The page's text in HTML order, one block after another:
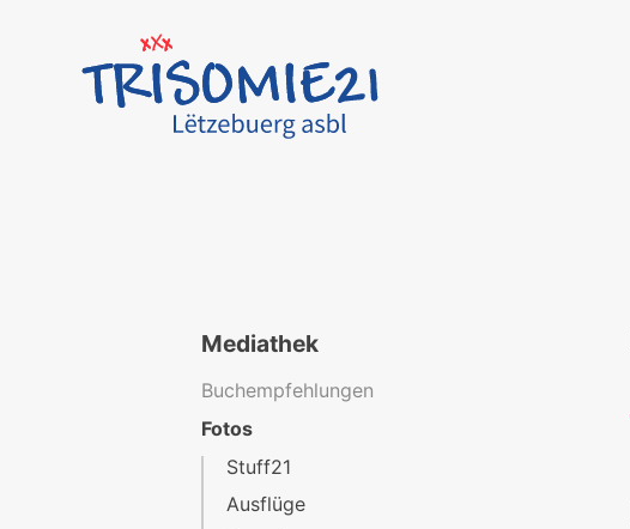
Mediathek
Buchempfehlungen
Fotos
Stuff21
Ausflüge